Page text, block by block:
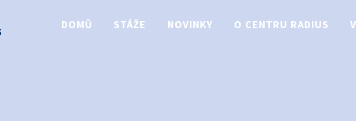
DOMŮ STÁŽE NOVINKY O CENTRU RADIUS